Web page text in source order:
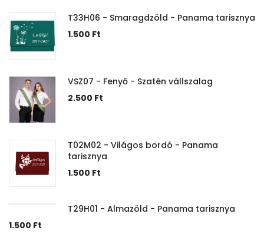
T33H06 - Smaragdzöld - Panama tarisznya
1.500 Ft
VSZ07 - Fenyő - Szatén vállszalag
2.500 Ft
T02M02 - Világos bordó - Panama
tarisznya
1.500 Ft
T29H01 - Almazöld - Panama tarisznya
1.500 Ft